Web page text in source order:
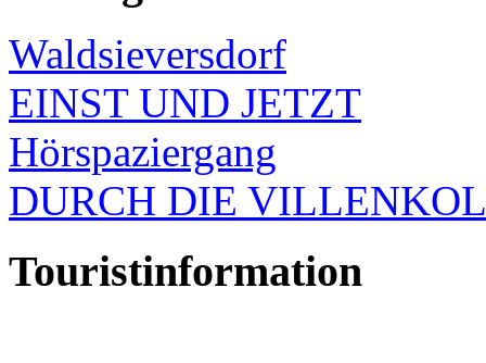
Waldsieversdorf
EINST UND JETZT
Hörspaziergang
DURCH DIE
Touristinformation